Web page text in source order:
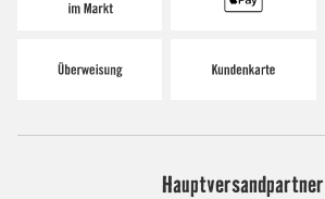
Hauptversandpartner